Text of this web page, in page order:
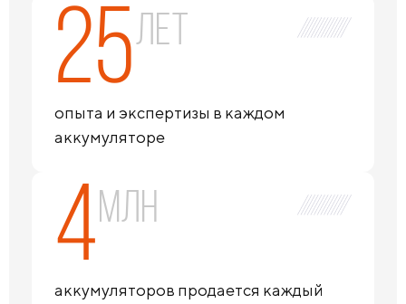
25лет
опыта и экспертизы в каждом
аккумуляторе
4млн
аккумуляторов продается каждый